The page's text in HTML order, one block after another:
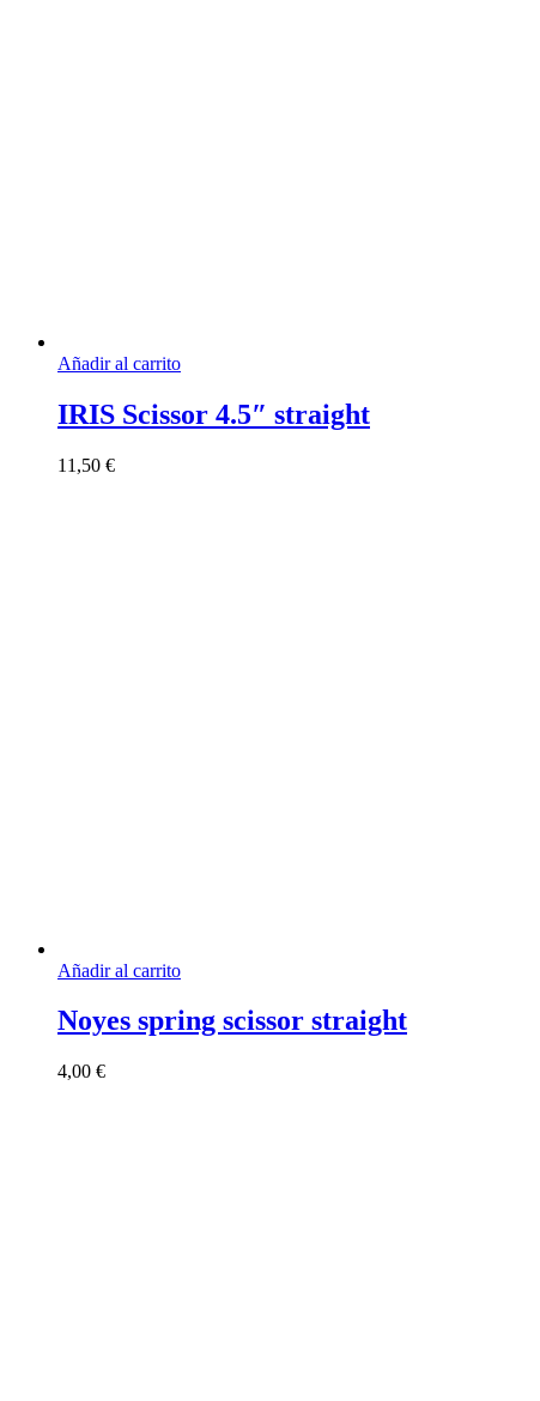
Añadir al carrito
IRIS Scissor 4.5″ straight
11,50 €
Añadir al carrito
Noyes spring scissor straight
4,00 €